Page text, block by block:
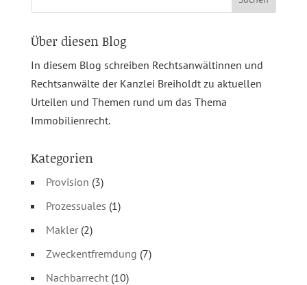
Über diesen Blog
In diesem Blog schreiben Rechtsanwältinnen und
Rechtsanwälte der Kanzlei Breiholdt zu aktuellen
Urteilen und Themen rund um das Thema
Immobilienrecht.
Kategorien
Provision (3)
Prozessuales (1)
Makler(2)
Zweckentfremdung (7)
Nachbarrecht(10)